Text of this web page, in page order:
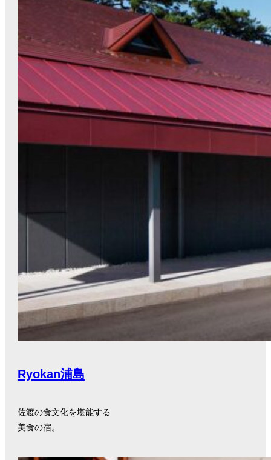
Ryokan浦島
佐渡の食文化を堪能する
美食の宿。